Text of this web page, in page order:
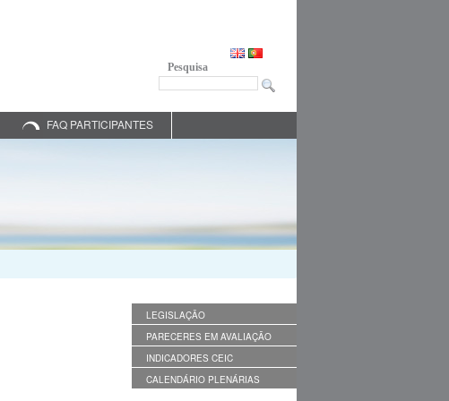
Pesquisa
FAQ PARTICIPANTES
LEGISLAÇÃO
PARECERES EM AVALIAÇÃO
INDICADORES CEIC
CALENDÁRIO PLENÁRIAS